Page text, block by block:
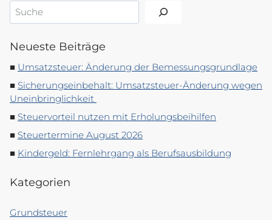
Suchen
Neueste Beiträge
Umsatzsteuer: Änderung der Bemessungsgrundlage
Sicherungseinbehalt: Umsatzsteuer-Änderung wegen
Uneinbringlichkeit
Steuervorteil nutzen mit Erholungsbeihilfen
Steuertermine August 2026
Kindergeld: Fernlehrgang als Berufsausbildung
Kategorien
Grundsteuer